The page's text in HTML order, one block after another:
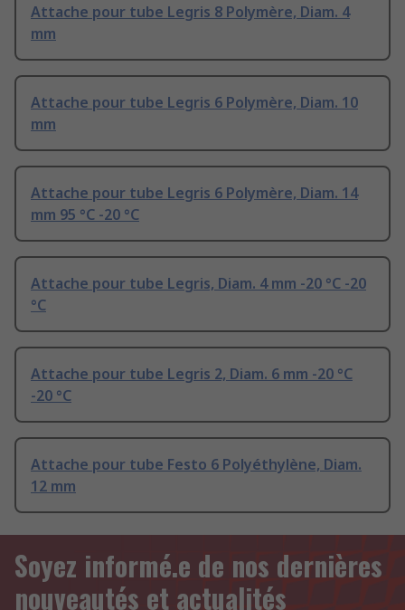
Attache pour tube Legris 8 Polymère, Diam. 4
mm
Attache pour tube Legris 6 Polymère, Diam. 10
mm
Attache pour tube Legris 6 Polymère, Diam. 14
mm 95 °C -20 °C
Attache pour tube Legris, Diam. 4 mm -20 °C -20
°C
Attache pour tube Legris 2, Diam. 6 mm -20 °C
-20 °C
Attache pour tube Festo 6 Polyéthylène, Diam.
12 mm
Soyez informé.e de nos dernières
nouveautés et actualités